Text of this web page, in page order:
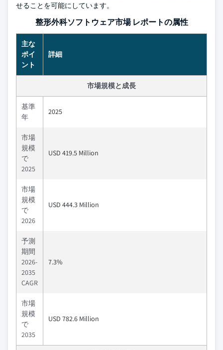
せることを可能にしています。
整形外科ソフトウェア市場 レポートの属性
主な
ポイ
ント
詳細
市場規模と成長
基準
年
2025
市場
規模
で
2025
USD 419.5 Million
市場
規模
で
2026
USD 444.3 Million
予測
期間
2026-
2035
CAGR
7.3%
市場
規模
で
2035
USD 782.6 Million